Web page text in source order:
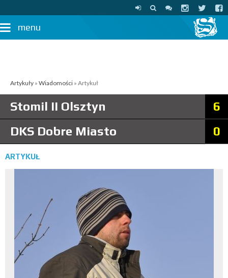
menu
Artykuły » Wiadomości » Artykuł
Stomil II Olsztyn
6
DKS Dobre Miasto
0
ARTYKUŁ